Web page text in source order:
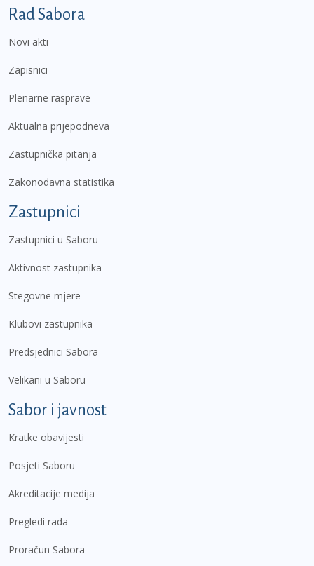
Podnožje prvi izbornik
Rad Sabora
Novi akti
Zapisnici
Plenarne rasprave
Aktualna prijepodneva
Zastupnička pitanja
Zakonodavna statistika
Zastupnici
Zastupnici u Saboru
Aktivnost zastupnika
Stegovne mjere
Klubovi zastupnika
Predsjednici Sabora
Velikani u Saboru
Sabor i javnost
Kratke obavijesti
Posjeti Saboru
Akreditacije medija
Pregledi rada
Proračun Sabora